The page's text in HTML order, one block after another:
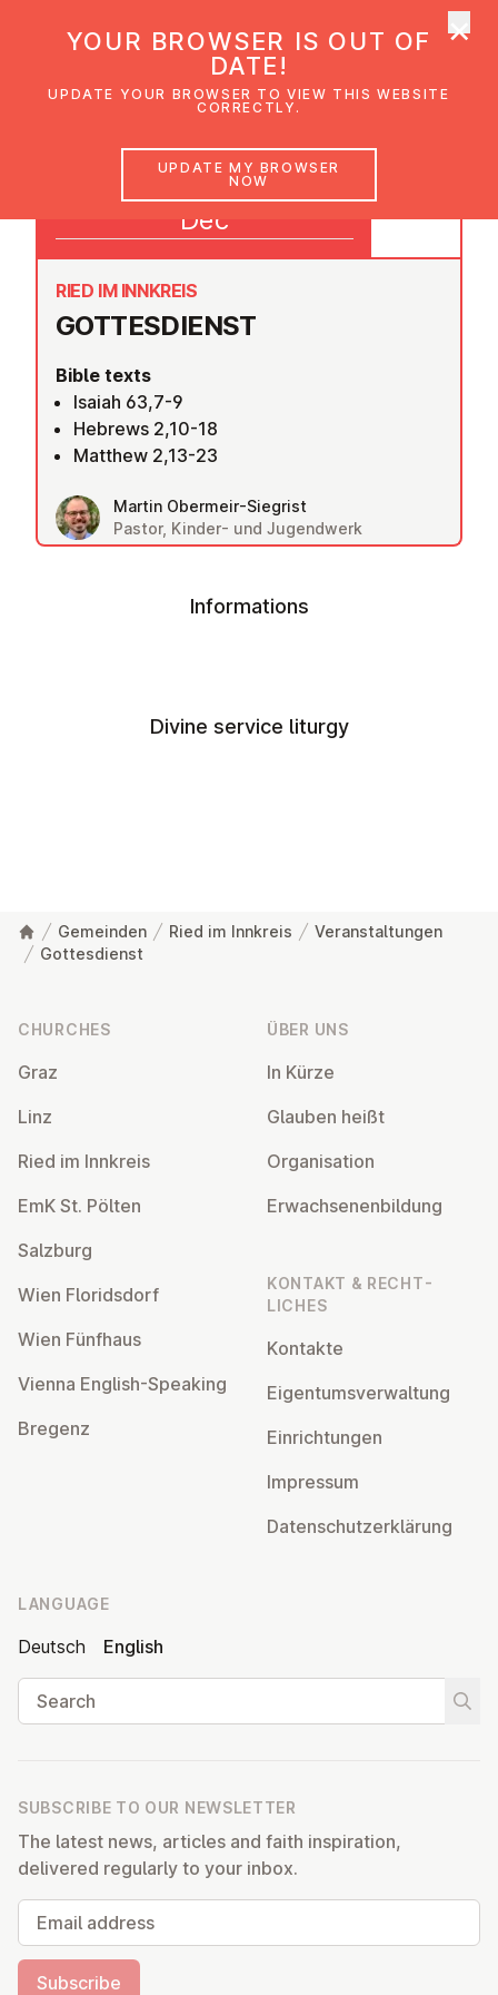
GOTTES­DI­ENST
RIED IM INNKREIS
Bible texts
Isaiah 63,7-9
Hebrews 2,10-18
Matthew 2,13-23
Martin Obermeir-Siegrist
Pastor, Kinder- und Jugendwerk
28
Dec
Informations
Divine service liturgy
Gemeinden Ried im Innkreis
Veranstaltungen
Gottesdienst
CHURCHES
Graz
Linz
Ried im Innkreis
EmK St. Pölten
Salzburg
Wien Flor­idsdorf
Wien Fünfhaus
Vienna English-Speaking
Bregenz
ÜBER UNS
In Kürze
Glauben heißt
Or­gan­isa­tion
Er­wach­sen­en­bildung
KONTAKT & RECHT­
LICHES
Kontakte
Ei­gentums­ver­wal­tung
Ein­rich­tun­gen
Impressum
Datens­chutzerklärung
LANGUAGE
Deutsch
English
Search
SUBSCRIBE TO OUR NEWSLETTER
The latest news, articles and faith inspiration,
delivered regularly to your inbox.
Email address
Subscribe
YOUR BROWSER IS OUT OF
DATE!
UPDATE YOUR BROWSER TO VIEW THIS WEBSITE
CORRECTLY.
UPDATE MY BROWSER
NOW
×